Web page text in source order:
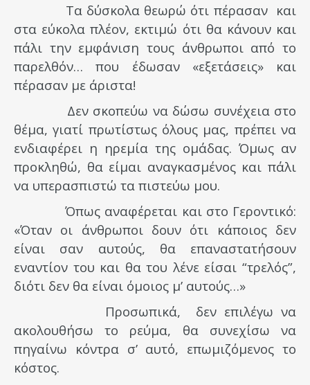
Τα δύσκολα θεωρώ ότι πέρασαν και
στα εύκολα πλέον, εκτιμώ ότι θα κάνουν και
πάλι την εμφάνιση τους άνθρωποι από το
παρελθόν… που έδωσαν «εξετάσεις» και
πέρασαν με άριστα!
Δεν σκοπεύω να δώσω συνέχεια στο
θέμα, γιατί πρωτίστως όλους μας, πρέπει να
ενδιαφέρει η ηρεμία της ομάδας. Όμως αν
προκληθώ, θα είμαι αναγκασμένος και πάλι
να υπερασπιστώ τα πιστεύω μου.
Όπως αναφέρεται και στο Γεροντικό:
«Όταν οι άνθρωποι δουν ότι κάποιος δεν
είναι σαν αυτούς, θα επαναστατήσουν
εναντίον του και θα του λένε είσαι “τρελός”,
διότι δεν θα είναι όμοιος μ’ αυτούς…»
Προσωπικά, δεν επιλέγω να
ακολουθήσω το ρεύμα, θα συνεχίσω να
πηγαίνω κόντρα σ’ αυτό, επωμιζόμενος το
κόστος.